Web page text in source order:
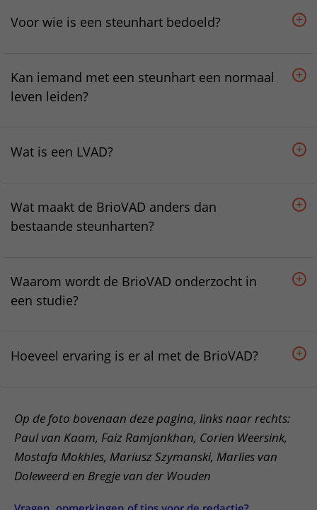
Voor wie is een steunhart bedoeld?
Kan iemand met een steunhart een normaal
leven leiden?
Wat is een LVAD?
Wat maakt de BrioVAD anders dan
bestaande steunharten?
Waarom wordt de BrioVAD onderzocht in
een studie?
Hoeveel ervaring is er al met de BrioVAD?
Op de foto bovenaan deze pagina, links naar rechts:
Paul van Kaam, Faiz Ramjankhan, Corien Weersink,
Mostafa Mokhles, Mariusz Szymanski, Marlies van
Doleweerd en Bregje van der Wouden